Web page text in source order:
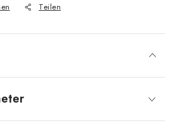
Teilen